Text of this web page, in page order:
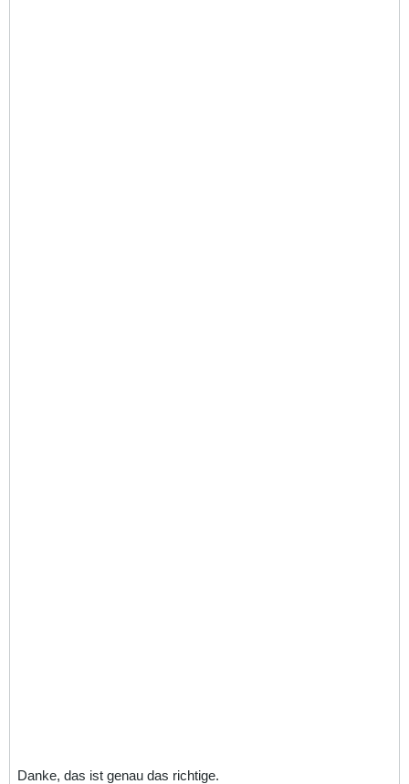
Danke, das ist genau das richtige.